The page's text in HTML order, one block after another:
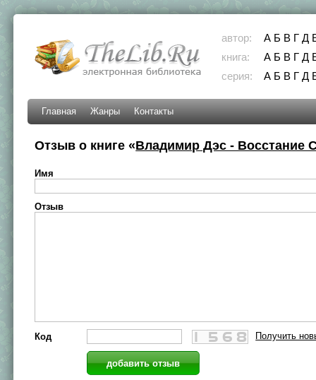
автор: А Б В Г Д
книга:
А Б В Г Д
серия:
А Б В Г Д
Главная Жанры Контакты
Отзыв о книге «Владимир Дэс - Восстание
Имя
Отзыв
Код Получить